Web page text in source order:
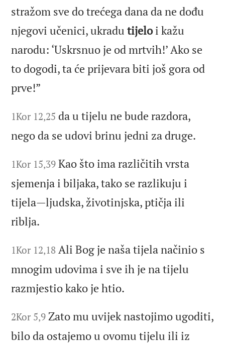
stražom sve do trećega dana da ne dođu
njegovi učenici, ukradutijeloi kažu
narodu: ‘Uskrsnuo je od mrtvih!’ Ako se
to dogodi, ta će prijevara biti još gora od
prve!”
1Kor 12,25 da u tijelu ne bude razdora,
nego da se udovi brinu jedni za druge.
1Kor 15,39 Kao što ima različitih vrsta
sjemenja i biljaka, tako se razlikuju i
tijela—ljudska, životinjska, ptičja ili
riblja.
1Kor 12,18 Ali Bog je naša tijela načinio s
mnogim udovima i sve ih je na tijelu
razmjestio kako je htio.
2Kor 5,9 Zato mu uvijek nastojimo ugoditi,
bilo da ostajemo u ovomu tijelu ili iz